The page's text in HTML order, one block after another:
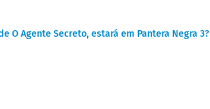
O Agente Secreto, estará em Pantera Negra 3?